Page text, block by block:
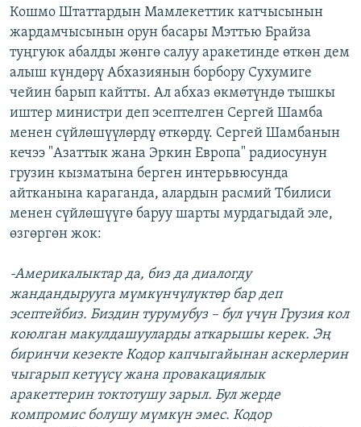
Кошмо Штаттардын Мамлекеттик катчысынын
жардамчысынын орун басары Мэттью Брайза
туңгуюк абалды жөнгө салуу аракетинде өткөн дем
алыш күндөрү Абхазиянын борбору Сухумиге
чейин барып кайтты. Ал абхаз өкмөтүндө тышкы
иштер министри деп эсептелген Сергей Шамба
менен сүйлөшүүлөрдү өткөрдү. Сергей Шамбанын
кечээ "Азаттык жана Эркин Европа" радиосунун
грузин кызматына берген интерьвюсунда
айтканына караганда, алардын расмий Тбилиси
менен сүйлөшүүгө баруу шарты мурдагыдай эле,
өзгөргөн жок:
-Америкалыктар да, биз да диалогду
жандандырууга мүмкүнчүлүктөр бар деп
эсептейбиз. Биздин турумубуз – бул үчүн Грузия кол
коюлган макулдашууларды аткарышы керек. Эң
биринчи кезекте Кодор капчыгайынан аскерлерин
чыгарып кетүүсү жана провакациялык
аракеттерин токтотушу зарыл. Бул жерде
компромис болушу мүмкүн эмес. Кодор